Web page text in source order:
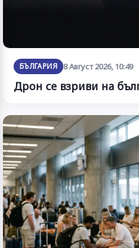
БЪЛГАРИЯ 8 Август 2026, 10:49
Дрон се взриви на